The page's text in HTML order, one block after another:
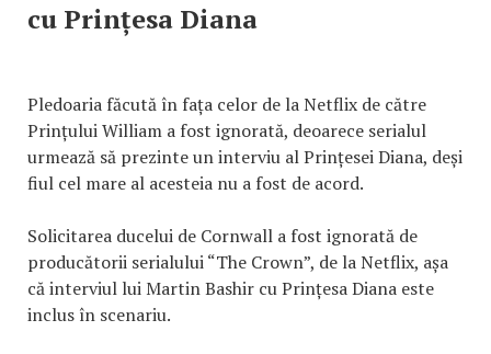
cu Prințesa Diana
Pledoaria făcută în fața celor de la Netflix de către
Prințului William a fost ignorată, deoarece serialul
urmează să prezinte un interviu al Prințesei Diana, deși
fiul cel mare al acesteia nu a fost de acord.
Solicitarea ducelui de Cornwall a fost ignorată de
producătorii serialului “The Crown”, de la Netflix, așa
că interviul lui Martin Bashir cu Prințesa Diana este
inclus în scenariu.